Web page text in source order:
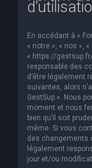
En accédant à «
« notre », « nos », «
« https://
responsable des
d’être légalement
suivantes, alors
GestSup ». Nous
moment et nous
bien qu’il soit
même. Si vous
des changements
légalement
jour et/ou